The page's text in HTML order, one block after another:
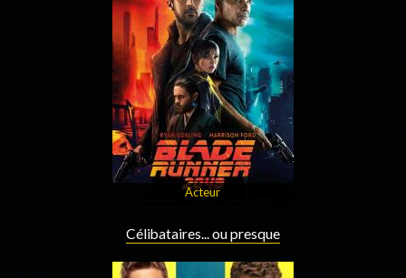
Acteur
Célibataires... ou presque